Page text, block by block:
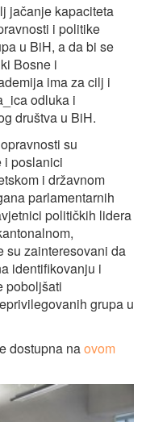
jačanje kapaciteta
i politike
u BiH, a da bi se
Bosne i
ima za cilj i
odluka i
društva u BiH.
su
i poslanici
i državnom
parlamentarnih
političkih lidera
su zainteresovani da
identifikovanju i
poboljšati
grupa u
dostupna naovom